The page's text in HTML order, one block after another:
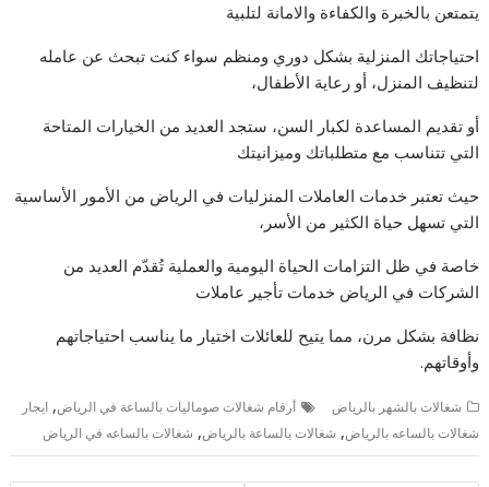
يتمتعن بالخبرة والكفاءة والامانة لتلبية
احتياجاتك المنزلية بشكل دوري ومنظم سواء كنت تبحث عن عامله
لتنظيف المنزل، أو رعاية الأطفال،
أو تقديم المساعدة لكبار السن، ستجد العديد من الخيارات المتاحة
التي تتناسب مع متطلباتك وميزانيتك
حيث تعتبر خدمات العاملات المنزليات في الرياض من الأمور الأساسية
التي تسهل حياة الكثير من الأسر،
خاصة في ظل التزامات الحياة اليومية والعملية تُقدّم العديد من
الشركات في الرياض خدمات تأجير عاملات
نظافة بشكل مرن، مما يتيح للعائلات اختيار ما يناسب احتياجاتهم
وأوقاتهم.
شغالات بالشهر بالرياض أرقام شغالات صوماليات بالساعة في الرياض,ايجار
شغالات بالساعه بالرياض, شغالات بالساعة بالرياض, شغالات بالساعه في الرياض